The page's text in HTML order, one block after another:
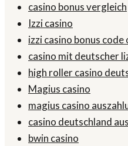
casino bonus vergleich
Izzi casino
izzi casino bonus code
casino mit deutscher
high roller casino
Magius casino
magius casino
casino deutschland
bwin casino